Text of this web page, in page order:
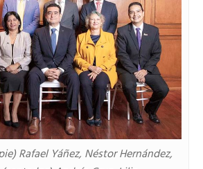
Rafael Yáñez, Néstor Hernández,